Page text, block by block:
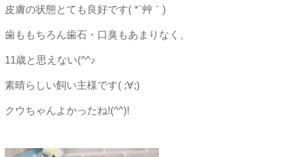
皮膚の状態とても良好です( *´艸｀)
歯ももちろん歯石・口臭もあまりなく、
11歳と思えない(^^♪
素晴らしい飼い主様です( ;∀;)
クウちゃんよかったね!(^^)!